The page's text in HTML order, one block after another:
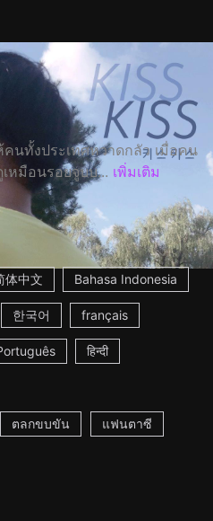
นทั้งประเทศหวาดกลัว เมื่อคน
หมือนรอยจูบบ... เพิ่มเติม
体中文 Bahasa Indonesia
한국어 français
हिन्दी
ตลกขบขัน แฟนตาซี